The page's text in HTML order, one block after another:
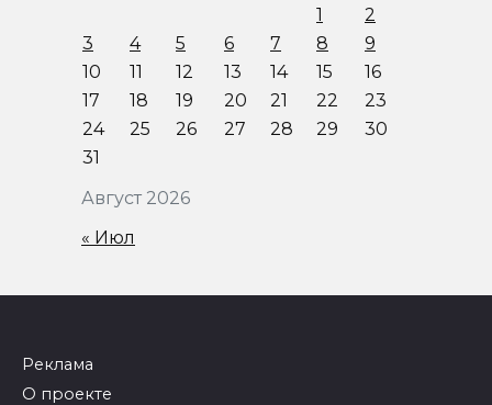
Август 2026
1
2
3
4 5 6 7 8
9
10
11 12 13 14 15
16
17
18 19 20 21 22
23
24
25 26 27 28 29
30
31
« Июл
Реклама
О проекте